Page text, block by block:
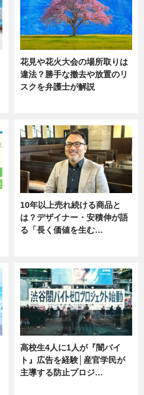
花見や花火大会の場所取りは
違法？勝手な撤去や放置のリ
スクを弁護士が解説
10年以上売れ続ける商品と
は？デザイナー・安積伸が語
る「長く価値を生む…
高校生4人に1人が『闇バイ
ト』広告を経験│産官学民が
主導する防止プロジ…